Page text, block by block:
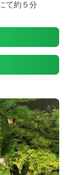
て約５分